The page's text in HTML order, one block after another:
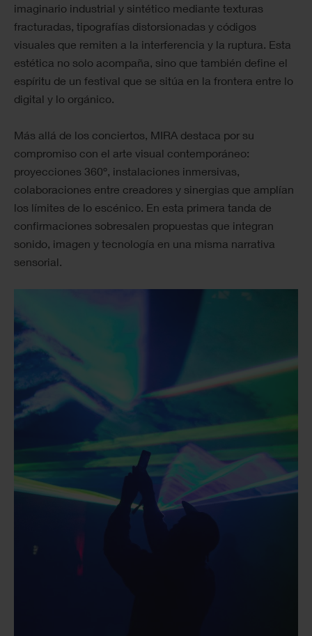
imaginario industrial y sintético mediante texturas
fracturadas, tipografías distorsionadas y códigos
visuales que remiten a la interferencia y la ruptura. Esta
estética no solo acompaña, sino que también define el
espíritu de un festival que se sitúa en la frontera entre lo
digital y lo orgánico.
Más allá de los conciertos, MIRA destaca por su
compromiso con el arte visual contemporáneo:
proyecciones 360º, instalaciones inmersivas,
colaboraciones entre creadores y sinergias que amplían
los límites de lo escénico. En esta primera tanda de
confirmaciones sobresalen propuestas que integran
sonido, imagen y tecnología en una misma narrativa
sensorial.